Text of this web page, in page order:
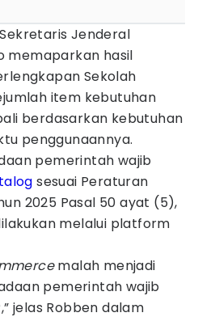
Sekretaris Jenderal
memaparkan hasil
Sekolah
item kebutuhan
berdasarkan kebutuhan
penggunaannya.
pemerintah wajib
sesuai Peraturan
2025 Pasal 50 ayat (5),
melalui platform
malah menjadi
pemerintah wajib
jelas Robben dalam